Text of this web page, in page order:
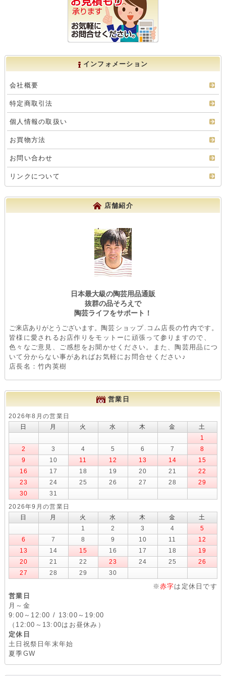
インフォメーション
会社概要
特定商取引法
個人情報の取扱い
お買物方法
お問い合わせ
リンクについて
店舗紹介
日本最大級の陶芸用品通販
抜群の品そろえで
陶芸ライフをサポート！
ご来店ありがとうございます。 陶芸ショップ.コム店長の竹内です。
皆様に愛されるお店作りをモットーに頑張って参りますので、
色々なご意見、ご感想をお聞かせください。また、陶芸用品につ
いて分からない事があればお気軽にお問合せください♪
店長名：竹内英樹
営業日
2026年8月の営業日
日
月 火 水 木 金
土
1
2
3 4 5 6 7
8
9
10 11 12 13 14
15
16
17 18 19 20 21
22
23
24 25 26 27 28
29
30
31
2026年9月の営業日
日
月 火 水 木 金
土
1
2 3 4
5
6
7 8 9 10 11
12
13
14 15 16 17 18
19
20
21 22 23 24 25
26
27
28 29 30
※ 赤字は定休日です
営業日
月～金
9:00～12:00 / 13:00～19:00
（12:00～13:00はお昼休み）
定休日
土日祝祭日年末年始
夏季GW